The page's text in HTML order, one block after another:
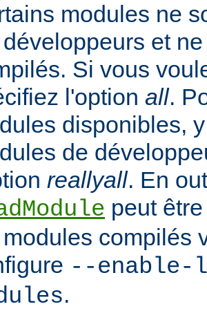
modules ne
et
Si vous
l'option all.
disponibles,
de
reallyall. En
peut
compilés
--
.